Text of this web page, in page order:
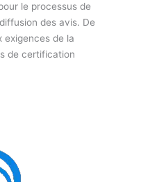
le processus de
des avis. De
exigences de la
de certification